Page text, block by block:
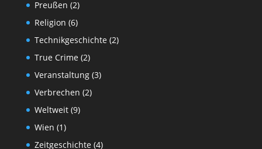
Preußen (2)
Religion (6)
Technikgeschichte(2)
True Crime(2)
Veranstaltung(3)
Verbrechen (2)
Weltweit(9)
Wien (1)
Zeitgeschichte(4)